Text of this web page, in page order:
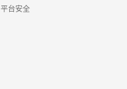
平台安全